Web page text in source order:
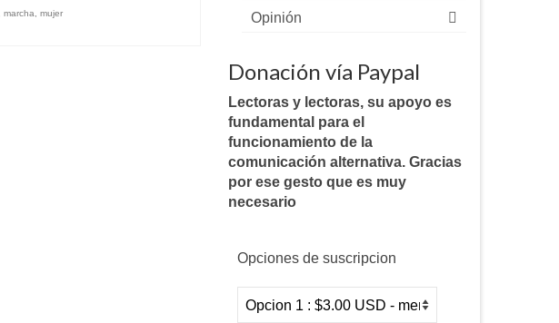
marcha mujer Opinión
Donación vía Paypal
Lectoras y lectoras, su apoyo es
fundamental para el
funcionamiento de la
comunicación alternativa. Gracias
por ese gesto que es muy
necesario
Opciones de suscripcion